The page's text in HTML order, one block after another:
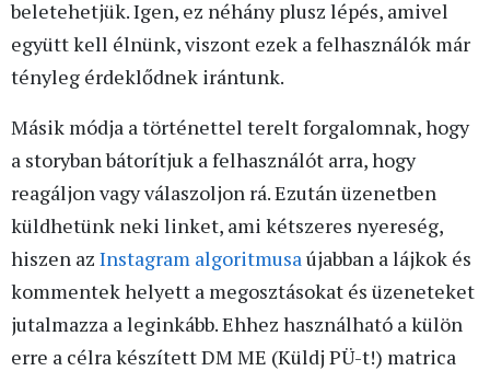
beletehetjük. Igen, ez néhány plusz lépés, amivel
együtt kell élnünk, viszont ezek a felhasználók már
tényleg érdeklődnek irántunk.
Másik módja a történettel terelt forgalomnak, hogy
a storyban bátorítjuk a felhasználót arra, hogy
reagáljon vagy válaszoljon rá. Ezután üzenetben
küldhetünk neki linket, ami kétszeres nyereség,
hiszen az Instagram algoritmusa újabban a lájkok és
kommentek helyett a megosztásokat és üzeneteket
jutalmazza a leginkább. Ehhez használható a külön
erre a célra készített DM ME (Küldj PÜ-t!) matrica